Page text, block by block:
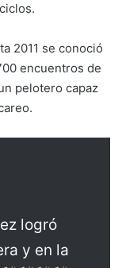
2011 se conoció
encuentros de
pelotero capaz
logró
y en la